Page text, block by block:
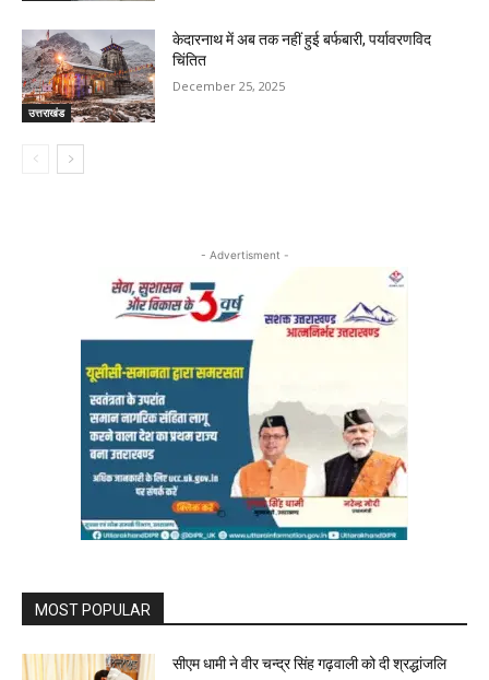
उत्तराखंड
केदारनाथ में अब तक नहीं हुई बर्फबारी, पर्यावरणविद
चिंतित
December 25, 2025
- Advertisment -
MOST POPULAR
सीएम धामी ने वीर चन्द्र सिंह गढ़वाली को दी श्रद्धांजलि